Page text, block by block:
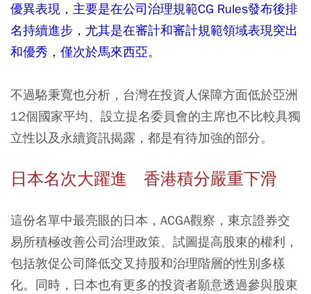
優異表現，主要是在公司治理規範CG Rules發布後排
名持續進步，尤其是在審計和審計規範領域表現突出
和優秀，僅次於馬來西亞。
不過駱秉寬也分析，台灣在投資人保障方面低於亞洲
12個國家平均、設立提名委員會的主席也不比較具獨
立性以及永續資訊揭露，都是有待加強的部分。
日本名次大躍進 香港積分嚴重下滑
這份名單中最亮眼的日本，ACGA觀察，東京證券交
易所積極改善公司治理政策、試圖提高股東的權利，
包括敦促公司降低交叉持股和治理階層的性別多樣
化。同時，日本也有更多的投資者願意透過參與股東